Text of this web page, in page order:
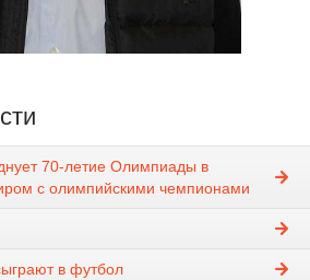
70-летие Олимпиады в
с олимпийскими чемпионами
в футбол